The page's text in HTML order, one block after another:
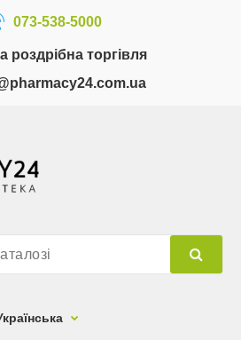
073-538-5000
роздрібна торгівля